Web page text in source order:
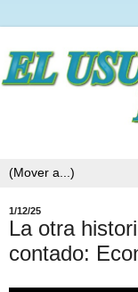
1/12/25
La otra
contado: